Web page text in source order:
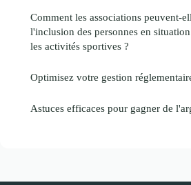
Comment les associations peuvent-
l'inclusion des personnes en
les activités sportives ?
Optimisez votre gestion
Astuces efficaces pour gagner de